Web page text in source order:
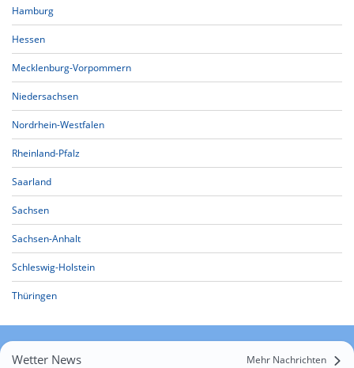
Hamburg
Hessen
Mecklenburg-Vorpommern
Niedersachsen
Nordrhein-Westfalen
Rheinland-Pfalz
Saarland
Sachsen
Sachsen-Anhalt
Schleswig-Holstein
Thüringen
Wetter News Mehr Nachrichten